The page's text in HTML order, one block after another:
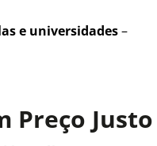
e universidades–
Preço Justo